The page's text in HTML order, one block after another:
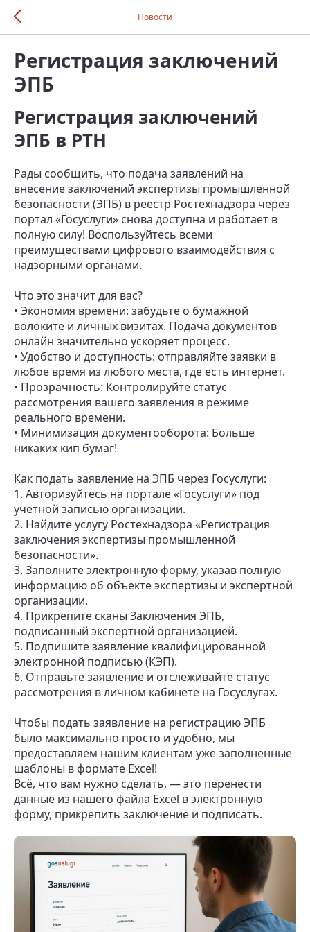
Новости
Регистрация заключений
ЭПБ
Регистрация заключений
ЭПБ в РТН
Рады сообщить, что подача заявлений на
внесение заключений экспертизы промышленной
безопасности (ЭПБ) в реестр Ростехнадзора через
портал «Госуслуги» снова доступна и работает в
полную силу! Воспользуйтесь всеми
преимуществами цифрового взаимодействия с
надзорными органами.
Что это значит для вас?
• Экономия времени: забудьте о бумажной
волоките и личных визитах. Подача документов
онлайн значительно ускоряет процесс.
• Удобство и доступность: отправляйте заявки в
любое время из любого места, где есть интернет.
• Прозрачность: Контролируйте статус
рассмотрения вашего заявления в режиме
реального времени.
• Минимизация документооборота: Больше
никаких кип бумаг!
Как подать заявление на ЭПБ через Госуслуги:
1. Авторизуйтесь на портале «Госуслуги» под
учетной записью организации.
2. Найдите услугу Ростехнадзора «Регистрация
заключения экспертизы промышленной
безопасности».
3. Заполните электронную форму, указав полную
информацию об объекте экспертизы и экспертной
организации.
4. Прикрепите сканы Заключения ЭПБ,
подписанный экспертной организацией.
5. Подпишите заявление квалифицированной
электронной подписью (КЭП).
6. Отправьте заявление и отслеживайте статус
рассмотрения в личном кабинете на Госуслугах.
Чтобы подать заявление на регистрацию ЭПБ
было максимально просто и удобно, мы
предоставляем нашим клиентам уже заполненные
шаблоны в формате Excel!
Всё, что вам нужно сделать, — это перенести
данные из нашего файла Excel в электронную
форму, прикрепить заключение и подписать.